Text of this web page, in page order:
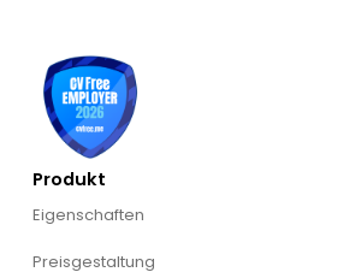
Produkt
Eigenschaften
Preisgestaltung